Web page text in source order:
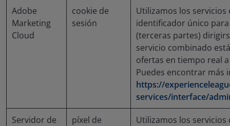
Adobe
Marketing
Cloud
cookie de
sesión
Utilizamos los
identificador único
(terceras partes)
servicio combinado
ofertas en tiempo real
Puedes encontrar más
https://
services/interface/
Servidor de
píxel de
Utilizamos los